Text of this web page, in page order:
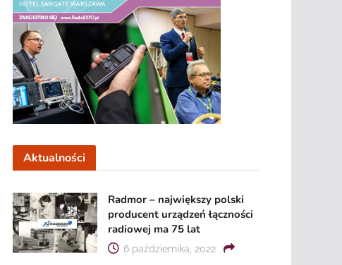
Aktualności
Radmor – największy polski
producent urządzeń łączności
radiowej ma 75 lat
6 października, 2022